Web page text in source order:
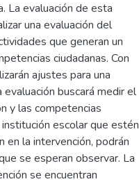
La evaluación de esta
una evaluación del
que generan un
ciudadanas. Con
ajustes para una
buscará medir el
y las competencias
escolar que estén
en la intervención, podrán
se esperan observar. La
se encuentran